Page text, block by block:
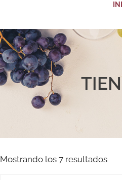
Mostrando los 7 resultados